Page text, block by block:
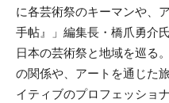
に各芸術祭のキーマンや、
手帖』」編集長・橋爪勇介
日本の芸術祭と地域を巡る
の関係や、アートを通じた
イティブのプロフェッショ